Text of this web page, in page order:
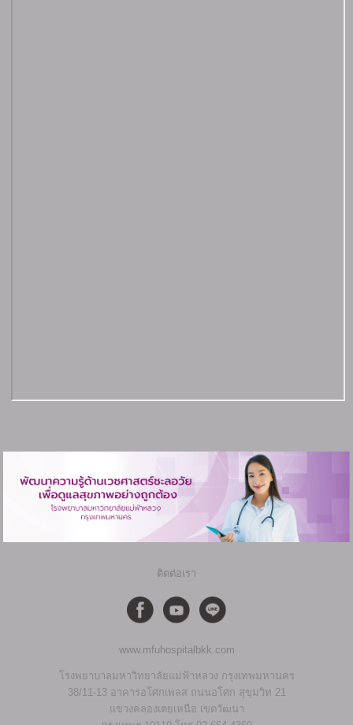
ติดต่อเรา
www.mfuhospitalbkk.com
โรงพยาบาลมหาวิทยาลัยแม่ฟ้าหลวง กรุงเทพมหานคร
38/11-13 อาคารอโศกเพลส ถนนอโศก สุขุมวิท 21
แขวงคลองเตยเหนือ เขตวัฒนา